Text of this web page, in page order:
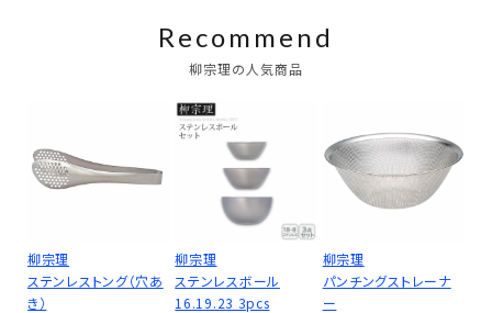
Recommend
柳宗理の人気商品
柳宗理
ステンレストング（穴あ
き）
柳宗理
ステンレスボール
16.19.23 3pcs
柳宗理
パンチングストレーナ
ー